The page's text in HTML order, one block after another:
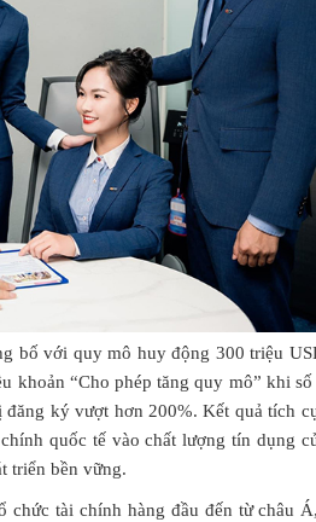
bố với quy mô huy động 300 triệu
khoản “Cho phép tăng quy mô” khi số
ký vượt hơn 200%. Kết quả tích
quốc tế vào chất lượng tín dụng
triển bền vững.
tài chính hàng đầu đến từ châu